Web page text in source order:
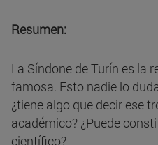
Resumen:
La Síndone de Turín es la
famosa. Esto nadie lo
¿tiene algo que decir ese
académico? ¿Puede
científico?